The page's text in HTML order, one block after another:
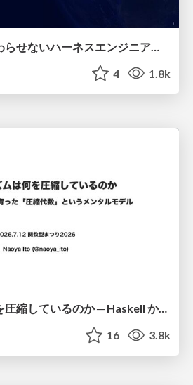
4 1.8k
アルゴリズムは何を圧縮しているのか ─ Haskell から育った「圧縮代数」というメンタルモデル
16 3.8k